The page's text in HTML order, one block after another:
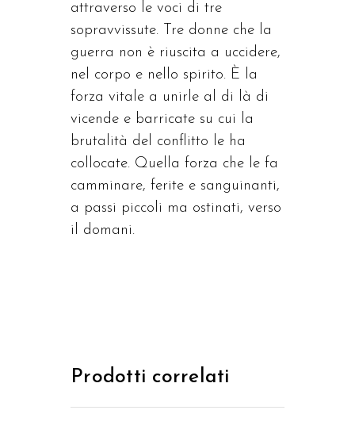
attraverso le voci di tre
sopravvissute. Tre donne che la
guerra non è riuscita a uccidere,
nel corpo e nello spirito. È la
forza vitale a unirle al di là di
vicende e barricate su cui la
brutalità del conflitto le ha
collocate. Quella forza che le fa
camminare, ferite e sanguinanti,
a passi piccoli ma ostinati, verso
il domani.
Prodotti correlati